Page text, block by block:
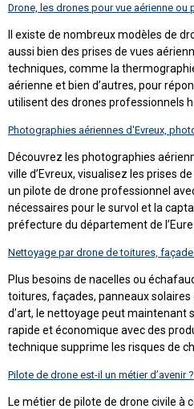
Drone, les drones pour vue aérienne ou
Il existe de nombreux modèles de
aussi bien des prises de vues
techniques, comme la
aérienne et bien d’autres, pour
utilisent des drones professionnels
Photographies aériennes d'Evreux,
Découvrez les photographies
ville d’Evreux, visualisez les prises
un pilote de drone professionnel
nécessaires pour le survol et la
préfecture du département de l’Eure
Nettoyage par drone de toitures,
Plus besoins de nacelles ou
toitures, façades, panneaux
d’art, le nettoyage peut maintenant
rapide et économique avec des
technique supprime les risques de
Pilote de drone est-il un métier d’avenir ?
Le métier de pilote de drone civile à